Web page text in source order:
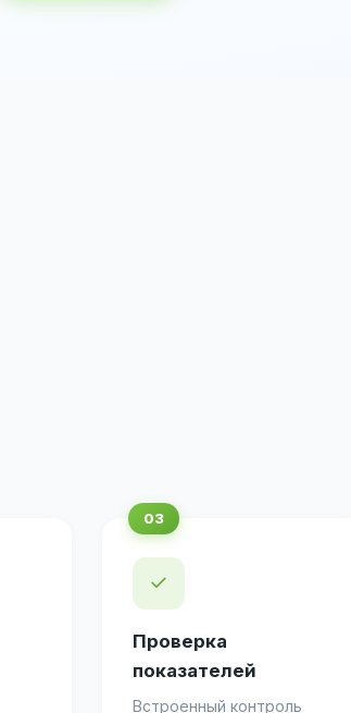
✓
Проверка
показателей
Встроенный контроль